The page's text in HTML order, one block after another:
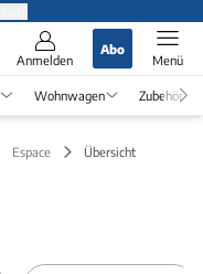
Anmelden
Abo
Menü
Wohnwagen Zubehör
Espace Übersicht